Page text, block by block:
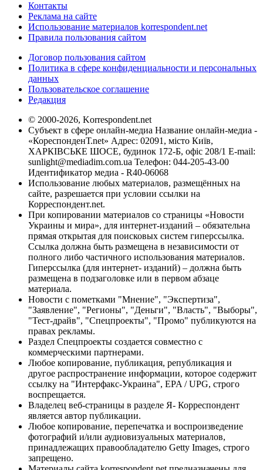
Контакты
Реклама на сайте
Использование материалов korrespondent.net
Правила пользования сайтом
Договор пользования сайтом
Политика в сфере конфиденциальности и персональных
данных
Пользовательское соглашение
Редакция
© 2000-2026, Korrespondent.net
Субъект в сфере онлайн-медиа Название онлайн-медиа -
«КореспонденТ.net» Адрес: 02091, місто Київ,
ХАРКІВСЬКЕ ШОСЕ, будинок 172-Б, офіс 208/1 E-mail:
sunlight@mediadim.com.ua Телефон: 044-205-43-00
Идентификатор медиа - R40-06068
Использование любых материалов, размещённых на
сайте, разрешается при условии ссылки на
Корреспондент.net.
При копировании материалов со страницы «Новости
Украины и мира», для интернет-изданий – обязательна
прямая открытая для поисковых систем гиперссылка.
Ссылка должна быть размещена в независимости от
полного либо частичного использования материалов.
Гиперссылка (для интернет- изданий) – должна быть
размещена в подзаголовке или в первом абзаце
материала.
Новости с пометками "Мнение", "Экспертиза",
"Заявление", "Регионы", "Деньги", "Власть", "Выборы",
"Тест-драйв", "Спецпроекты", "Промо" публикуются на
правах рекламы.
Раздел Спецпроекты создается совместно с
коммерческими партнерами.
Любое копирование, публикация, републикация и
другое распространение информации, которое содержит
ссылку на "Интерфакс-Украина", EPA / UPG, строго
воспрещается.
Владелец веб-страницы в разделе Я- Корреспондент
является автор публикации.
Любое копирование, перепечатка и воспроизведение
фотографий и/или аудиовизуальных материалов,
принадлежащих правообладателю Getty Images, строго
запрещено.